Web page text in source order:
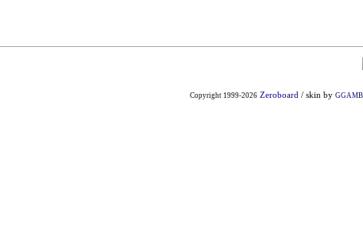
Copyright 1999-2026 Zeroboard / skin by